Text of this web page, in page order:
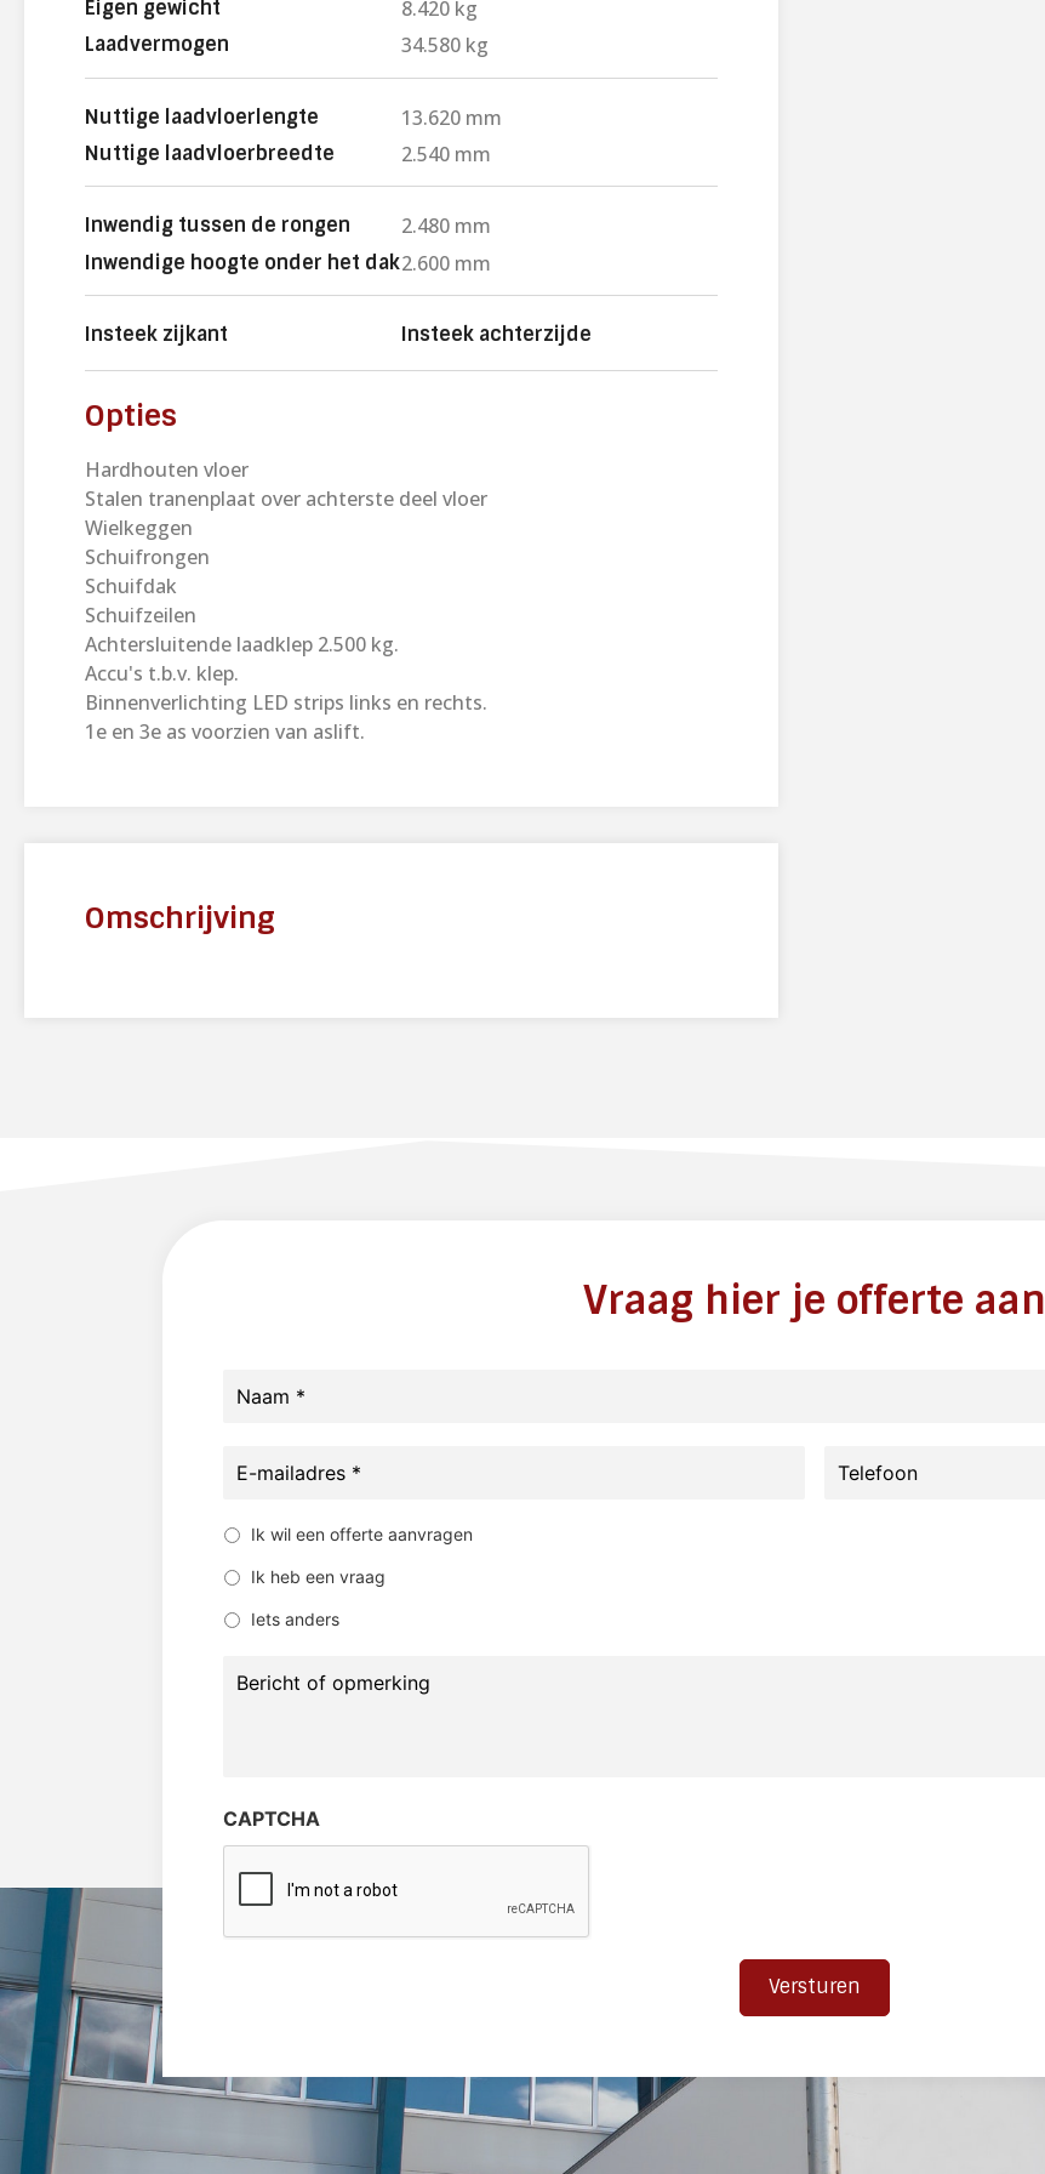
Eigen gewicht 8.420 kg
Laadvermogen 34.580 kg
Nuttige laadvloerlengte 13.620 mm
Nuttige laadvloerbreedte 2.540 mm
Inwendig tussen de rongen 2.480 mm
Inwendige hoogte onder het dak2.600 mm
Insteek zijkant Insteek achterzijde
Opties
Hardhouten vloer
Stalen tranenplaat over achterste deel vloer
Wielkeggen
Schuifrongen
Schuifdak
Schuifzeilen
Achtersluitende laadklep 2.500 kg.
Accu's t.b.v. klep.
Binnenverlichting LED strips links en rechts.
1e en 3e as voorzien van aslift.
Omschrijving
Vraag hier je offerte aan
mailadres *
Reden: *
Ik wil een offerte aanvragen
Ik heb een vraag
Iets anders
of
CAPTCHA